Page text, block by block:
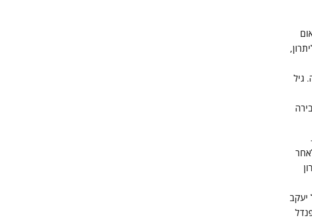
בירנבאום
ליתרון,
בהתקפה מהירה. גיל
מיד. לאחר
יעקב
יואב נאמן עם תנועה יפה הקשית מעל השוער וקבע 9:9. פנדל